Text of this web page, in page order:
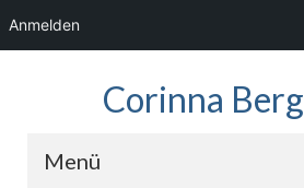
Anmelden
Corinna
Menü